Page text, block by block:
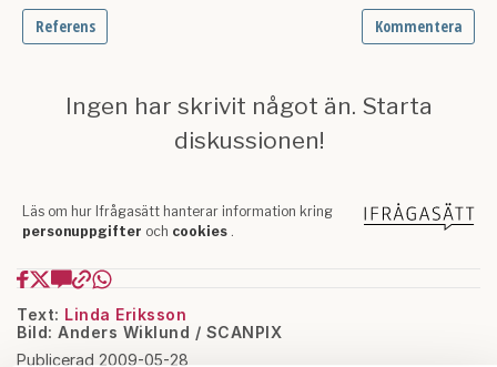
Text: Linda Eriksson
Bild: Anders Wiklund / SCANPIX
Publicerad 2009-05-28